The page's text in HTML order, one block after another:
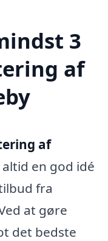
3
af
af
en god idé
fra
at gøre
det bedste